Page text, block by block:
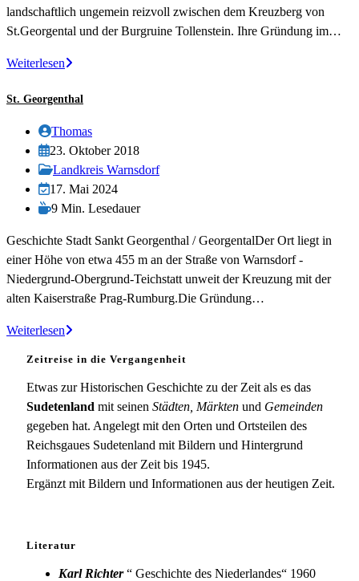
landschaftlich ungemein reizvoll zwischen dem Kreuzberg von
St.Georgental und der Burgruine Tollenstein. Ihre Gründung im…
WeiterlesenTollenstein
St. Georgenthal
Beitrags-
Autor:
Thomas
Beitrag
veröffentlicht:
23. Oktober 2018
Beitrags-
Kategorie:
Landkreis Warnsdorf
Beitrag
zuletzt
am:
17. Mai 2024
Lesedauer:
9 Min. Lesedauer
Geschichte Stadt Sankt Georgenthal / GeorgentalDer Ort liegt in
einer Höhe von etwa 455 m an der Straße von Warnsdorf -
Niedergrund-Obergrund-Teichstatt unweit der Kreuzung mit der
alten Kaiserstraße Prag-Rumburg.Die Gründung…
WeiterlesenSt.
Zeitreise in die Vergangenheit
Etwas zur Historischen Geschichte zu der Zeit als es das
Sudetenland mit seinen Städten, Märkten und Gemeinden
gegeben hat. Angelegt mit den Orten und Ortsteilen des
Reichsgaues Sudetenland mit Bildern und Hintergrund
Informationen aus der Zeit bis 1945.
Ergänzt mit Bildern und Informationen aus der heutigen Zeit.
Literatur
Karl Richter“ Geschichte des Niederlandes“ 1960